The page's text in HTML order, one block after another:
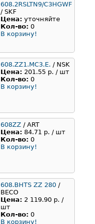
608.2RSLTN9/C3HGWF
/ SKF
Цена: уточняйте
Кол-во: 0
В корзину!
608.ZZ1.MC3.E. / NSK
Цена: 201.55 р. / шт
Кол-во: 0
В корзину!
608ZZ / ART
Цена: 84.71 р. / шт
Кол-во: 0
В корзину!
608.BHTS ZZ 280 /
BECO
Цена: 2 119.90 р. /
шт
Кол-во: 0
В корзину!